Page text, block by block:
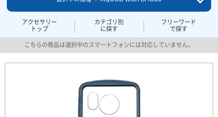
アクセサリー
トップ
カテゴリ別
に探す
フリーワード
で探す
こちらの商品は選択中のスマートフォンには対応していません。